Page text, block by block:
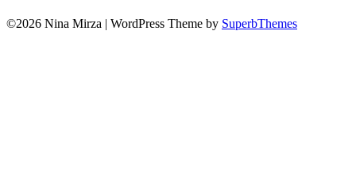
©2026 Nina Mirza | WordPress Theme by SuperbThemes